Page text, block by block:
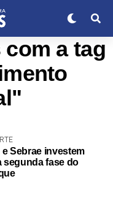
a tag
Sebrae investem
segunda fase do